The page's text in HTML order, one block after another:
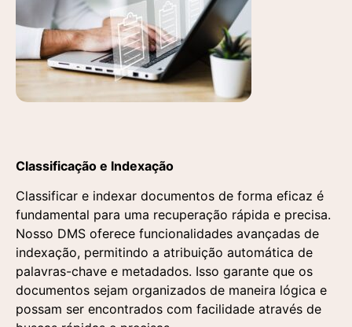
Classificação e Indexação
Classificar e indexar documentos de forma eficaz é
fundamental para uma recuperação rápida e precisa.
Nosso DMS oferece funcionalidades avançadas de
indexação, permitindo a atribuição automática de
palavras-chave e metadados. Isso garante que os
documentos sejam organizados de maneira lógica e
possam ser encontrados com facilidade através de